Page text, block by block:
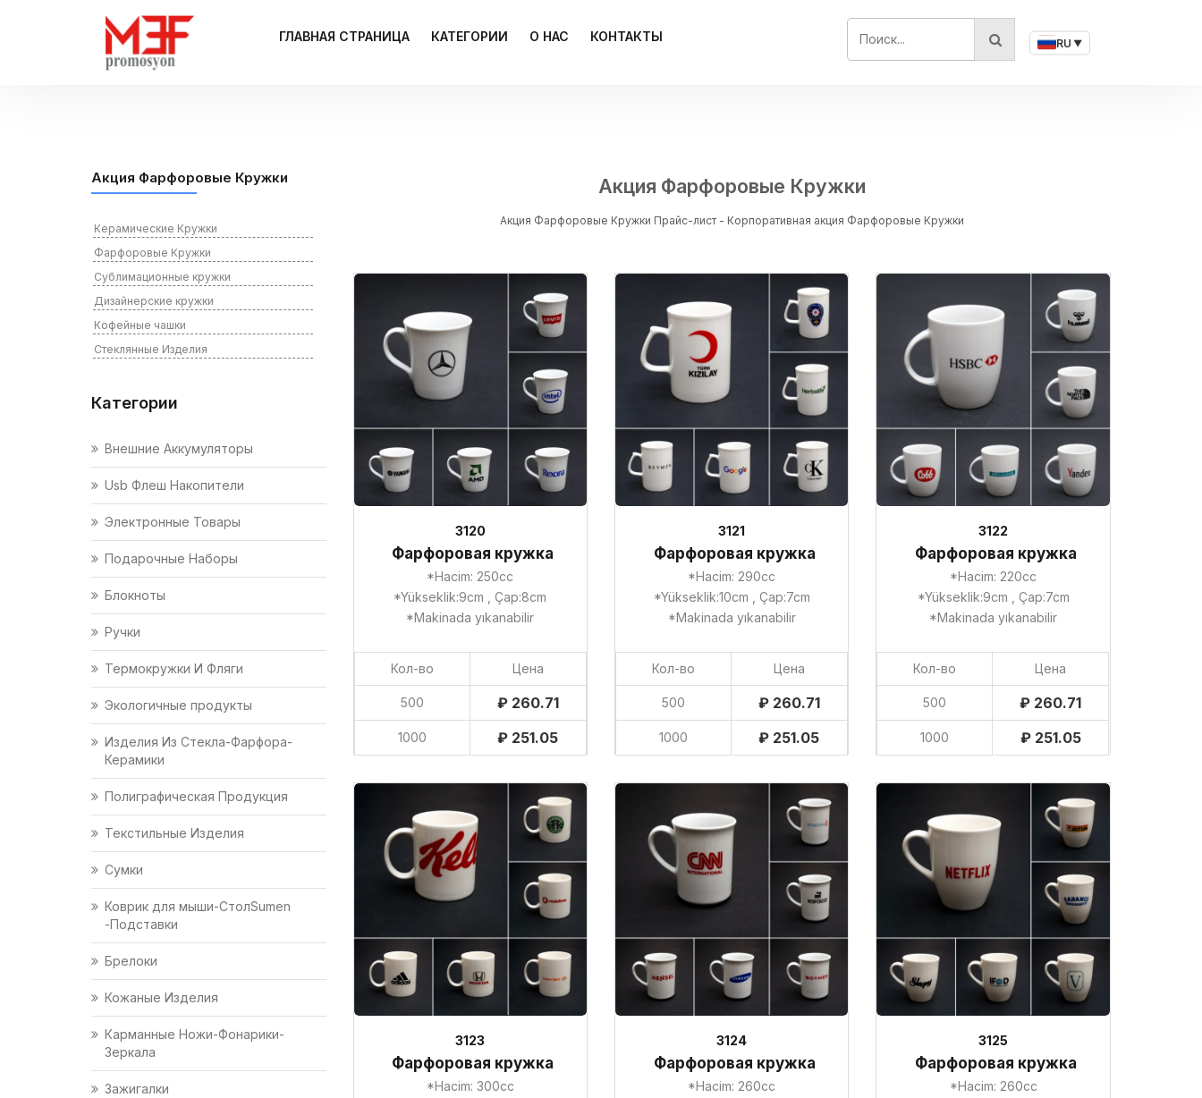
ГЛАВНАЯ СТРАНИЦА КАТЕГОРИИ О НАС КОНТАКТЫ
ПОИСК...
RU ▼
Акция Фарфоровые Кружки
Керамические Кружки
Фарфоровые Кружки
Сублимационные кружки
Дизайнерские кружки
Кофейные чашки
Стеклянные Изделия
Категории
Внешние Аккумуляторы
Usb Флеш Накопители
Электронные Товары
Подарочные Наборы
Блокноты
Ручки
Термокружки И Фляги
Экологичные продукты
Изделия Из Стекла-Фарфора-
Керамики
Полиграфическая Продукция
Текстильные Изделия
Сумки
Коврик для мыши-СтолSumen
-Подставки
Брелоки
Кожаные Изделия
Карманные Ножи-Фонарики-
Зеркала
Зажигалки
Акция Фарфоровые Кружки
Акция Фарфоровые Кружки Прайс-лист - Корпоративная акция Фарфоровые Кружки
3120
Фарфоровая кружка
*Hacim: 250cc
*Yükseklik:9cm , Çap:8cm
*Makinada yıkanabilir
Кол-во Цена
500 ₽ 260.71
1000 ₽ 251.05
3121
Фарфоровая кружка
*Hacim: 290cc
*Yükseklik:10cm , Çap:7cm
*Makinada yıkanabilir
Кол-во Цена
500 ₽ 260.71
1000 ₽ 251.05
3122
Фарфоровая кружка
*Hacim: 220cc
*Yükseklik:9cm , Çap:7cm
*Makinada yıkanabilir
Кол-во Цена
500 ₽ 260.71
1000 ₽ 251.05
3123
Фарфоровая кружка
*Hacim: 300cc
3124
Фарфоровая кружка
*Hacim: 260cc
3125
Фарфоровая кружка
*Hacim: 260cc